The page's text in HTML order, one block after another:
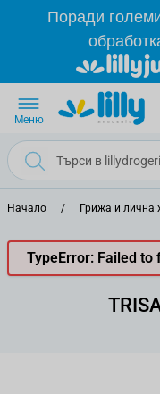
Прескачане към
Поради
Меню
Начало / Грижа и лична
TypeError: Failed to